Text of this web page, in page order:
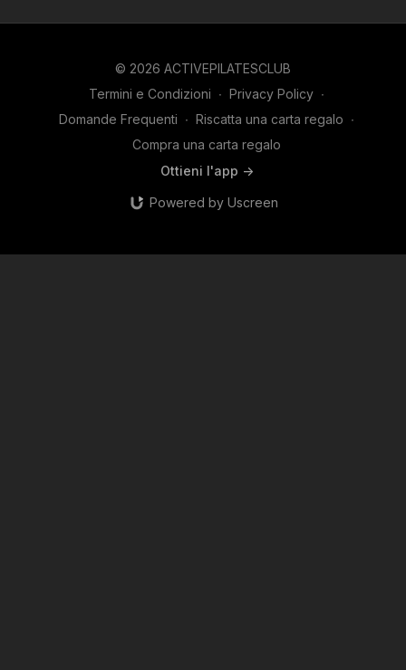
© 2026 ACTIVEPILATESCLUB
Termini e Condizioni ∙ Privacy Policy ∙
Domande Frequenti ∙ Riscatta una carta regalo ∙
Compra una carta regalo
Ottieni l'app ->
Powered by Uscreen